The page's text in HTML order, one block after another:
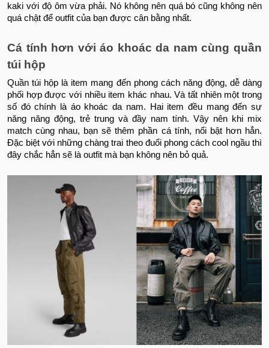
kaki với độ ôm vừa phải. Nó không nên quá bó cũng không nên
quá chật để outfit của bạn được cân bằng nhất.
Cá tính hơn với áo khoác da nam cùng quần
túi hộp
Quần túi hộp là item mang đến phong cách năng động, dễ dàng
phối hợp được với nhiều item khác nhau. Và tất nhiên một trong
số đó chính là áo khoác da nam. Hai item đều mang đến sự
năng năng động, trẻ trung và đầy nam tính. Vậy nên khi mix
match cùng nhau, bạn sẽ thêm phần cá tính, nổi bật hơn hẳn.
Đặc biệt với những chàng trai theo đuổi phong cách cool ngầu thì
đây chắc hẳn sẽ là outfit mà bạn không nên bỏ quả.